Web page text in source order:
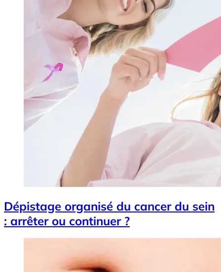
Dépistage organisé du cancer du sein
: arrêter ou continuer ?